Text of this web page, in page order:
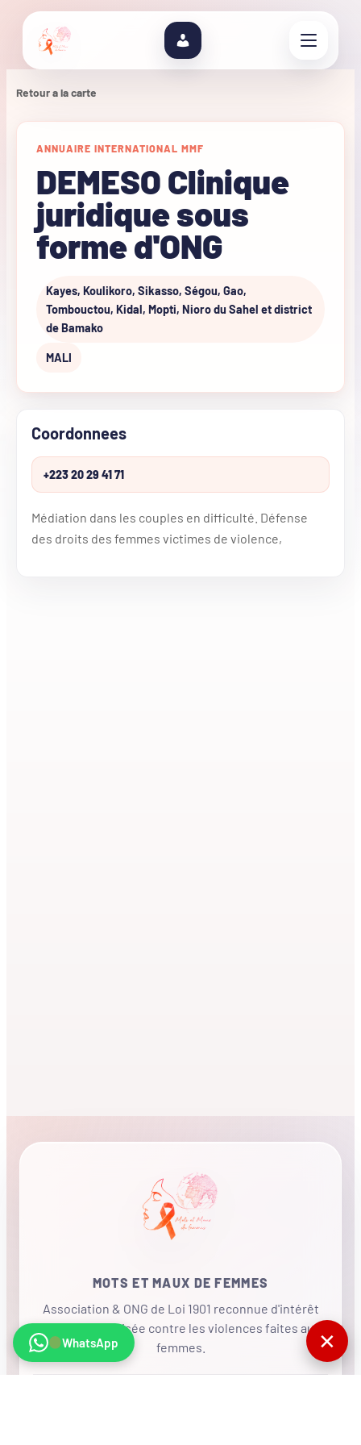
Retour a la carte
ANNUAIRE INTERNATIONAL MMF
DEMESO Clinique
juridique sous
forme d'ONG
Kayes, Koulikoro, Sikasso, Ségou, Gao,
Tombouctou, Kidal, Mopti, Nioro du Sahel et district
de Bamako
MALI
Coordonnees
+223 20 29 41 71
Médiation dans les couples en difficulté. Défense
des droits des femmes victimes de violence,
MOTS ET MAUX DE FEMMES
Association & ONG de Loi 1901 reconnue d'intérêt
général, mobilisée contre les violences faites aux
femmes.
WhatsApp ✕